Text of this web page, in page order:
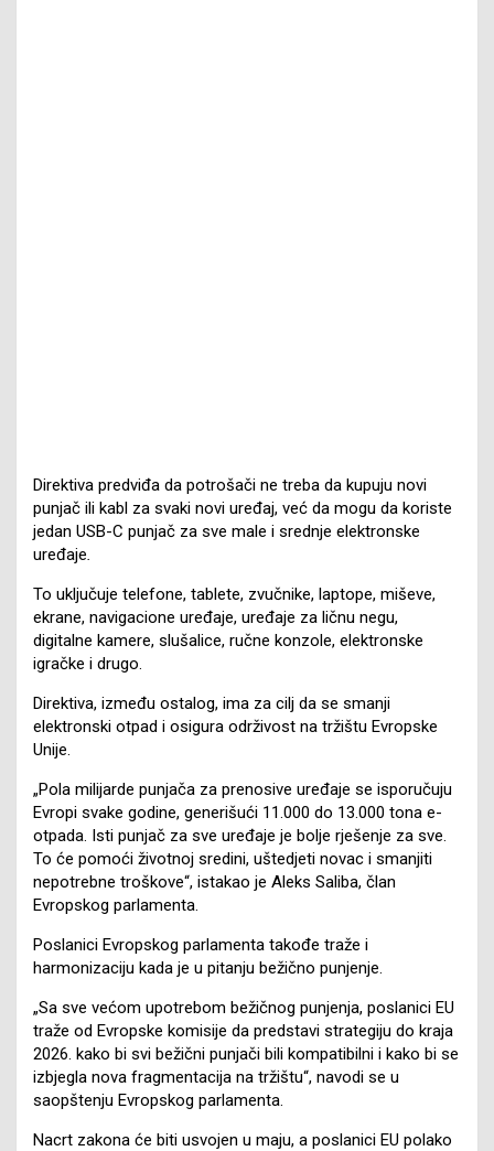
Direktiva predviđa da potrošači ne treba da kupuju novi
punjač ili kabl za svaki novi uređaj, već da mogu da koriste
jedan USB-C punjač za sve male i srednje elektronske
uređaje.
To uključuje telefone, tablete, zvučnike, laptope, miševe,
ekrane, navigacione uređaje, uređaje za ličnu negu,
digitalne kamere, slušalice, ručne konzole, elektronske
igračke i drugo.
Direktiva, između ostalog, ima za cilj da se smanji
elektronski otpad i osigura održivost na tržištu Evropske
Unije.
„Pola milijarde punjača za prenosive uređaje se isporučuju
Evropi svake godine, generišući 11.000 do 13.000 tona e-
otpada. Isti punjač za sve uređaje je bolje rješenje za sve.
To će pomoći životnoj sredini, uštedjeti novac i smanjiti
nepotrebne troškove“, istakao je Aleks Saliba, član
Evropskog parlamenta.
Poslanici Evropskog parlamenta takođe traže i
harmonizaciju kada je u pitanju bežično punjenje.
„Sa sve većom upotrebom bežičnog punjenja, poslanici EU
traže od Evropske komisije da predstavi strategiju do kraja
2026. kako bi svi bežični punjači bili kompatibilni i kako bi se
izbjegla nova fragmentacija na tržištu“, navodi se u
saopštenju Evropskog parlamenta.
Nacrt zakona će biti usvojen u maju, a poslanici EU polako